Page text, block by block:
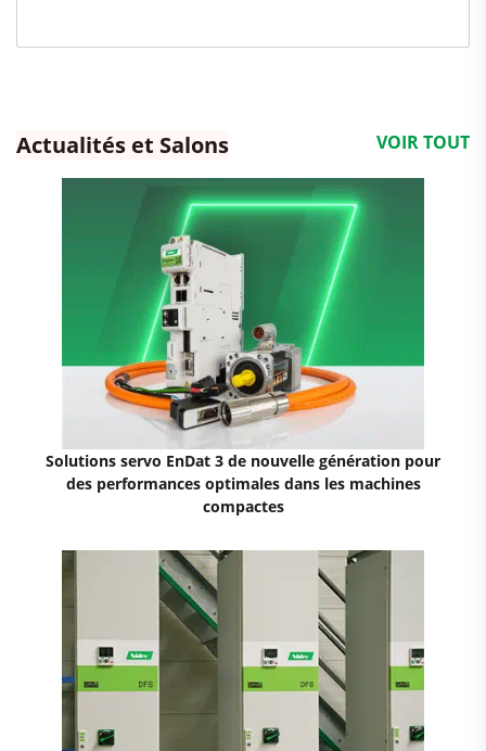
Actualités et Salons VOIR TOUT
Solutions servo EnDat 3 de nouvelle génération pour
des performances optimales dans les machines
compactes